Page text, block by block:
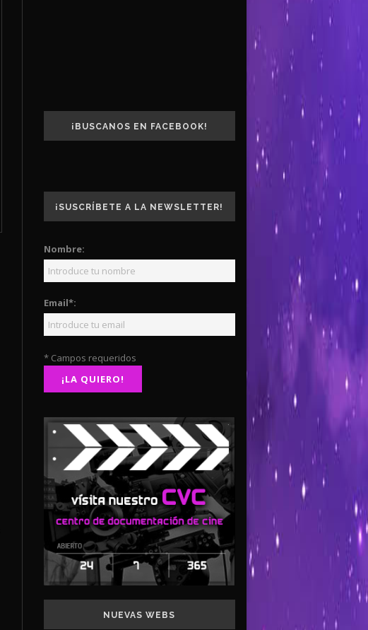
¡BUSCANOS EN FACEBOOK!
¡SUSCRÍBETE A LA NEWSLETTER!
Nombre:
Email*:
* Campos requeridos
NUEVAS WEBS